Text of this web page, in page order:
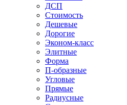
ДСП
Стоимость
Дешевые
Дорогие
Эконом-класс
Элитные
Форма
П-образные
Угловые
Прямые
Радиусные